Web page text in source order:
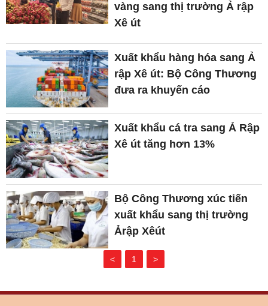
vàng sang thị trường Ả rập
Xê út
Xuất khẩu hàng hóa sang Ả
rập Xê út: Bộ Công Thương
đưa ra khuyến cáo
Xuất khẩu cá tra sang Ả Rập
Xê út tăng hơn 13%
Bộ Công Thương xúc tiến
xuất khẩu sang thị trường
Ảrập Xêút
< 1 >